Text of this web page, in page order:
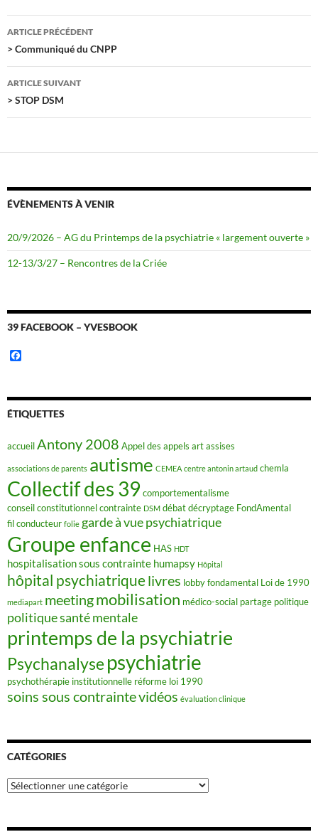
o
o
e
r
Navigation
des
articles
ARTICLE PRÉCÉDENT
> Communiqué du CNPP
ARTICLE SUIVANT
> STOP DSM
ÉVÈNEMENTS À VENIR
20/9/2026 – AG du Printemps de la psychiatrie « largement ouverte »
12-13/3/27 – Rencontres de la Criée
39 FACEBOOK – YVESBOOK
b
o
o
ÉTIQUETTES
accueilAntony 2008 Appel des appels artassises
associations de parents autisme CEMEA centre antonin artaud chemla
Collectif des 39 comportementalisme
conseil constitutionnelcontrainte DSM débatdécryptage FondAmental
fil conducteur folie garde à vue psychiatrique
Groupe enfance HAS HDT
hospitalisation sous contrainte humapsy Hôpital
hôpital psychiatriquelivres lobby fondamental Loi de 1990
mediapart meetingmobilisation médico-social partage politique
politique santé mentale
printemps de la psychiatrie
Psychanalyse psychiatrie
psychothérapie institutionnelle réforme loi 1990
soins sous contraintevidéos évaluation clinique
CATÉGORIES
Catégories